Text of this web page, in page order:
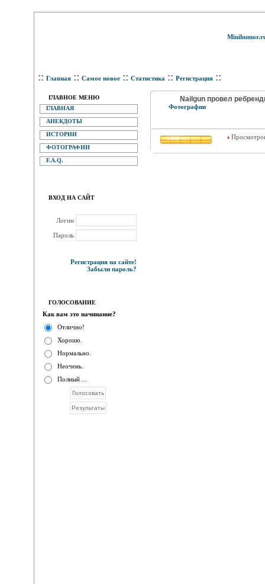
:: Главная :: Самое новое :: Статистика :: Регистрация ::
ГЛАВНОЕ МЕНЮ
ГЛАВНАЯ
АНЕКДОТЫ
ИСТОРИИ
ФОТОГРАФИИ
F.A.Q.
ВХОД НА САЙТ
Логин
Пароль
Регистрация на сайте!
Забыли пароль?
ГОЛОСОВАНИЕ
Как вам это начинание?
Отлично!
Хорошо.
Нормально.
Неочень.
Полный ...
Nailgun провел
Фотографии